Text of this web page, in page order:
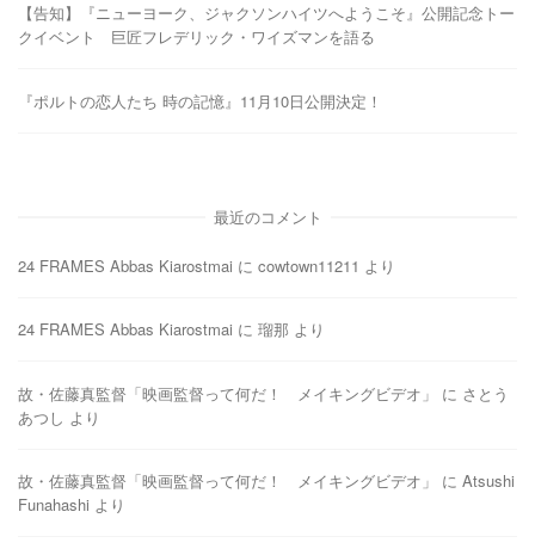
【告知】『ニューヨーク、ジャクソンハイツへようこそ』公開記念トー
クイベント 巨匠フレデリック・ワイズマンを語る
『ポルトの恋人たち 時の記憶』11月10日公開決定！
最近のコメント
24 FRAMES Abbas Kiarostmai に cowtown11211 より
24 FRAMES Abbas Kiarostmai に 瑠那 より
故・佐藤真監督「映画監督って何だ！ メイキングビデオ」 に さとう
あつし より
故・佐藤真監督「映画監督って何だ！ メイキングビデオ」 に Atsushi
Funahashi より